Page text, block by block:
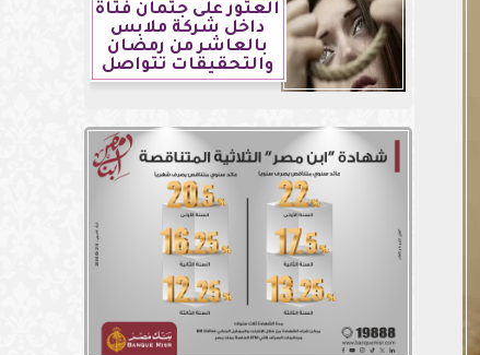
العثور على جثمان فتاة
داخل شركة ملابس
بالعاشر من رمضان
والتحقيقات تتواصل